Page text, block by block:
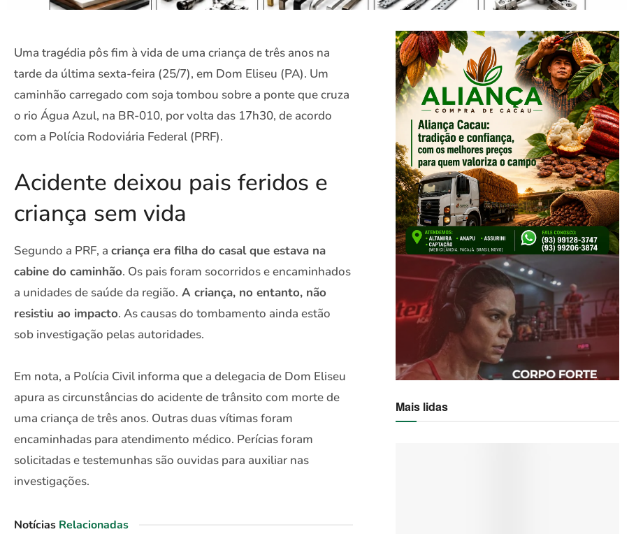
Uma tragédia pôs fim à vida de uma criança de três anos na
tarde da última sexta-feira (25/7), em Dom Eliseu (PA). Um
caminhão carregado com soja tombou sobre a ponte que cruza
o rio Água Azul, na BR‑010, por volta das 17h30, de acordo
com a Polícia Rodoviária Federal (PRF).
Acidente deixou pais feridos e
criança sem vida
Segundo a PRF, a criança era filha do casal que estava na
cabine do caminhão. Os pais foram socorridos e encaminhados
a unidades de saúde da região. A criança, no entanto, não
resistiu ao impacto. As causas do tombamento ainda estão
sob investigação pelas autoridades.
Em nota, a Polícia Civil informa que a delegacia de Dom Eliseu
apura as circunstâncias do acidente de trânsito com morte de
uma criança de três anos. Outras duas vítimas foram
encaminhadas para atendimento médico. Perícias foram
solicitadas e testemunhas são ouvidas para auxiliar nas
investigações.
Notícias Relacionadas
Mais lidas